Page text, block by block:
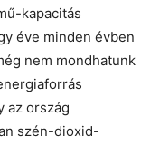
kapacitás
éve minden évben
nem mondhatunk
az ország
szén-dioxid-